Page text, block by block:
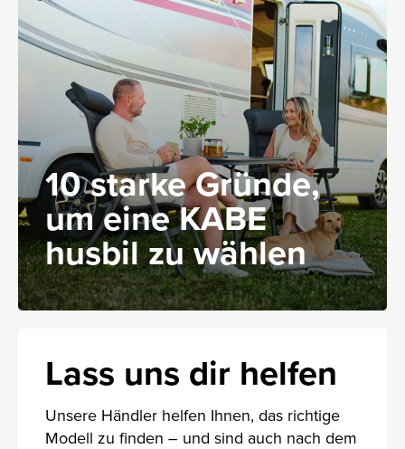
10 starke Gründe,
um eine KABE
husbil zu wählen
Lass uns dir helfen
Unsere Händler helfen Ihnen, das richtige
Modell zu finden – und sind auch nach dem